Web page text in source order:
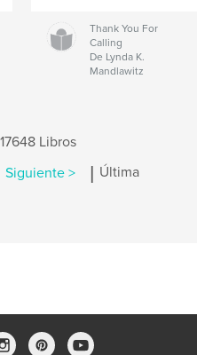
Thank You For
Calling
De Lynda K.
Mandlawitz
Libros
Siguiente > | Última